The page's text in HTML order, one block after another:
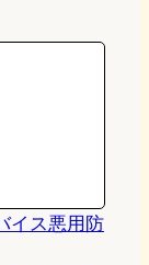
e
イス悪用防